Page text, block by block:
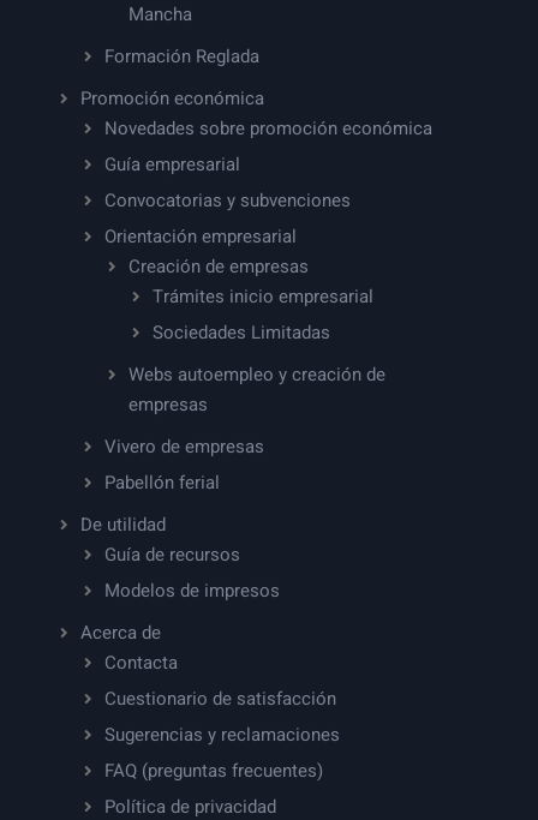
Mancha
Formación Reglada
Promoción económica
Novedades sobre promoción económica
Guía empresarial
Convocatorias y subvenciones
Orientación empresarial
Creación de empresas
Trámites inicio empresarial
Sociedades Limitadas
Webs autoempleo y creación de
empresas
Vivero de empresas
Pabellón ferial
De utilidad
Guía de recursos
Modelos de impresos
Acerca de
Contacta
Cuestionario de satisfacción
Sugerencias y reclamaciones
FAQ (preguntas frecuentes)
Política de privacidad